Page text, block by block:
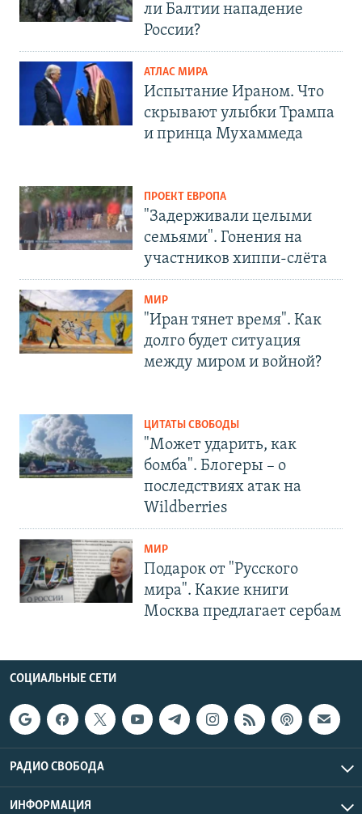
ли Балтии нападение
России?
АТЛАС МИРА
Испытание Ираном. Что
скрывают улыбки Трампа
и принца Мухаммеда
ПРОЕКТ ЕВРОПА
"Задерживали целыми
семьями". Гонения на
участников хиппи-слёта
МИР
"Иран тянет время". Как
долго будет ситуация
между миром и войной?
ЦИТАТЫ СВОБОДЫ
"Может ударить, как
бомба". Блогеры – о
последствиях атак на
Wildberries
МИР
Подарок от "Русского
мира". Какие книги
Москва предлагает сербам
СОЦИАЛЬНЫЕ СЕТИ
РАДИО СВОБОДА
ИНФОРМАЦИЯ